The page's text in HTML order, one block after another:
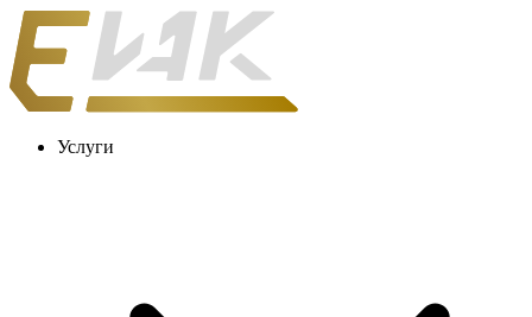
Услуги